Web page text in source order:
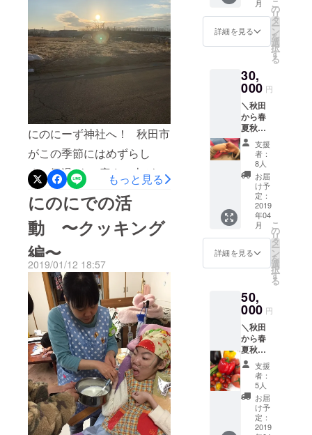
のお子さんが作って来てく
れました！ 梵天は安全や健
康をお祈りして、神社に奉
納するもの。 これでみんな
元気に通ってこれるね^_^
にのにがある秋田市は、今
が一番寒い時期。 外に出て
行事に参加するのは難しい
ので、こうやって活動に取
り入れています。 季節の行
事を通して、四季を感じ
る。 大切だなぁと思います
^_^
にのにーず神社へ！ 秋田市
がこの季節にはめずらし
く、気温が5.2度まで上がっ
た晴れの日。 みんなで近所
の神社に健康祈願に行って
きました！ 車中ではみんな
ワクワクドキドキ！ ねえね
え何が始まるの？ みんな神
妙な表情… 神事が終わった
あとは、おみくじを引きま
した！ さてさて今年の運勢
はー！ いい感じです！ 2019
年も笑顔いっぱいになりそ
うです^_^ 神殿の中まで入
るのを手伝ってくださっ
た、神社の皆さんに感謝で
もっと見る
にのにでの活
動 〜クッキング
編〜
2019/01/12 18:57
スペ
シャル
サンク
簿にお
名前を
記載さ
せてい
ただき
ます。
【めん
こさん
達から
のあり
がとう
カー
ド】
「にの
に」の
さん達
が感謝
めて書
いた
メッ
セージ
カード
をお届
けしま
す。
ラウド
ファン
ディン
方は無
条件で
賛助会
員にな
れま
す）。
いただ
いたお
金の一
部をそ
ちらに
使わせ
ていた
だき、
スペ
シャル
サンク
簿にお
名前を
記載さ
せてい
ただき
ます。
【めん
こさん
達から
のあり
がとう
カー
ド】
一口支
援！
（賛助
会員）
または
員）】
賛助会
員もし
くは正
会員ど
ちらか
お好き
な方を
お選び
いただ
けま
す。賛
助会員
とは、
ＮＰＯ
法人に
こっと
から応
援いた
だける
会員の
ことで
す（今
回、ク
ラウド
ファン
ディン
グで応
援いた
だいた
月
詳細を見る
こ
の
リ
タ
ー
ン
を
選
択
す
る
30,
000 円
＼秋田
から春
夏秋の
旬のあ
りがと
う野菜
が届く
コース
【NPO
法人に
こっと
秋田に
一口支
援！
（賛助
または
（正会
員）】
賛助会
員もし
くは正
会員ど
ちらか
お好き
な方を
お選び
いただ
けま
支援
者：
8人
お届
け予
定：
2019
年04
月
詳細を見る
こ
の
リ
タ
ー
ン
を
選
択
す
る
50,
000 円
＼秋田
から春
夏秋の
旬のあ
りがと
う野菜
と果物
が届く
コース
支援
者：
5人
お届
け予
定：
2019